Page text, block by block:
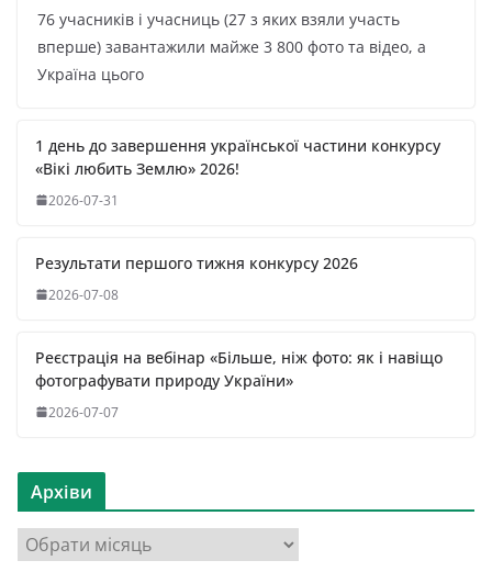
76 учасників і учасниць (27 з яких взяли участь
вперше) завантажили майже 3 800 фото та відео, а
Україна цього
1 день до завершення української частини конкурсу
«Вікі любить Землю» 2026!
2026-07-31
Результати першого тижня конкурсу 2026
2026-07-08
Реєстрація на вебінар «Більше, ніж фото: як і навіщо
фотографувати природу України»
2026-07-07
Архіви
р